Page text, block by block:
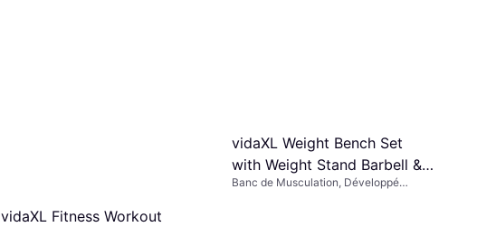
vidaXL Fitness Workout
vidaXL Weight Bench Set
with Weight Stand Barbell &
Dumbbells 60.5kg
Banc de Musculation, Développé